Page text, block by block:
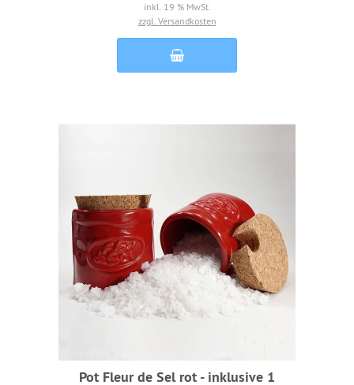
inkl. 19 % MwSt.
zzgl. Versandkosten
Pot Fleur de Sel rot - inklusive 1